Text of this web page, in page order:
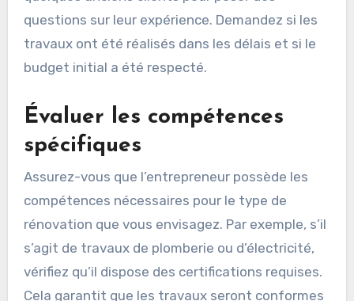
questions sur leur expérience. Demandez si les
travaux ont été réalisés dans les délais et si le
budget initial a été respecté.
Évaluer les compétences
spécifiques
Assurez-vous que l’entrepreneur possède les
compétences nécessaires pour le type de
rénovation que vous envisagez. Par exemple, s’il
s’agit de travaux de plomberie ou d’électricité,
vérifiez qu’il dispose des certifications requises.
Cela garantit que les travaux seront conformes